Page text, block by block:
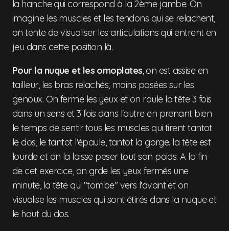
la hanche qui correspond à la 2ème jambe. On
imagine les muscles et les tendons qui se relachent,
on tente de visualiser les articulations qui entrent en
jeu dans cette position là.
Pour la nuque et les omoplates, on est assise en
tailleur, les bras relachés, mains posées sur les
genoux. On ferme les yeux et on roule la tête 3 fois
dans un sens et 3 fois dans l'autre en prenant bien
le temps de sentir tous les muscles qui tirent tantot
le dos, le tantot l'épaule, tantot la gorge. la tête est
lourde et on la laisse peser tout son poids. A la fin
de cet exercice, on grde les yeux fermés une
minute, la tête qui "tombe" vers l'avant et on
visualise les muscles qui sont étirés dans la nuque et
le haut du dos.